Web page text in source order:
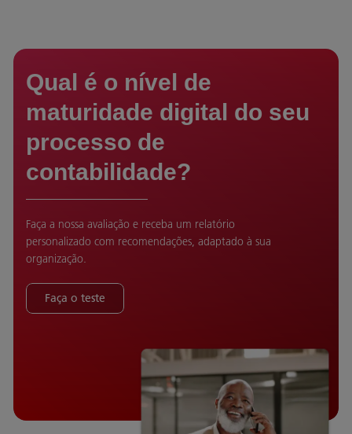
Qual é o nível de
maturidade digital do seu
processo de
contabilidade?
Faça a nossa avaliação e receba um relatório
personalizado com recomendações, adaptado à sua
organização.
Faça o teste